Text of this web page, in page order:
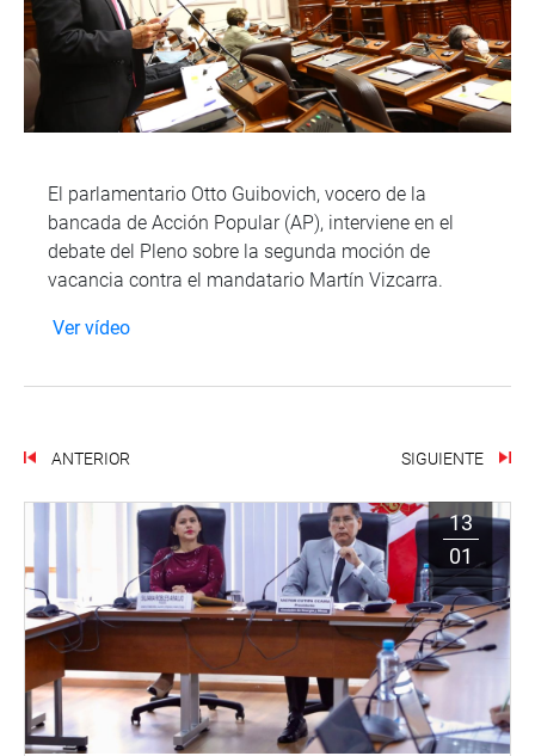
El parlamentario Otto Guibovich, vocero de la
bancada de Acción Popular (AP), interviene en el
debate del Pleno sobre la segunda moción de
vacancia contra el mandatario Martín Vizcarra.
Ver vídeo
ANTERIOR SIGUIENTE
13
01